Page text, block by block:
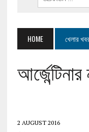
HOME খেলার
2 AUGUST 2016